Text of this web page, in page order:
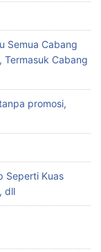
Semua Cabang
Termasuk Cabang
promosi,
Seperti Kuas
dll